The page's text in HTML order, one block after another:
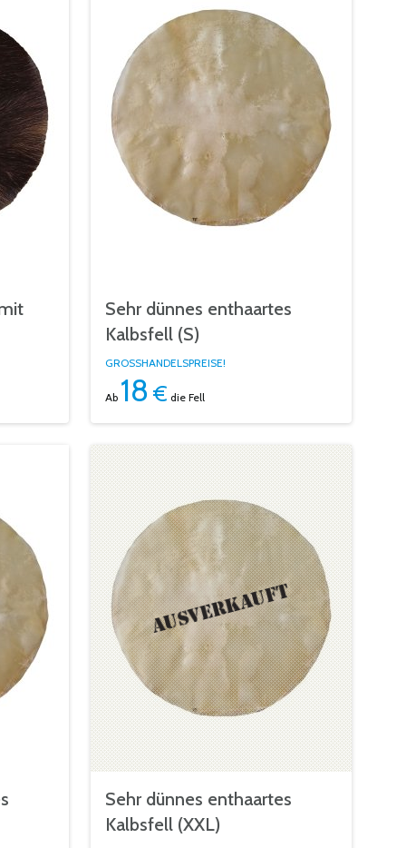
Sehr dünnes enthaartes
Kalbsfell (S)
GROSSHANDELSPREISE!
Ab 18 € die Fell
Sehr dünnes enthaartes
Kalbsfell (XXL)